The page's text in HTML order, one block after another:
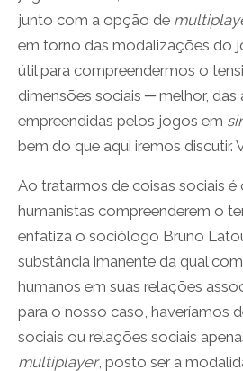
junto com a opção de
em torno das modalizações do
útil para compreendermos o
dimensões sociais ─ melhor,
empreendidas pelos jogos em
bem do que aqui iremos discutir.
Ao tratarmos de coisas sociais é
humanistas compreenderem o
enfatiza o sociólogo Bruno
substância imanente da qual
humanos em suas relações
para o nosso caso, haveríamos
sociais ou relações sociais
multiplayer, posto ser a